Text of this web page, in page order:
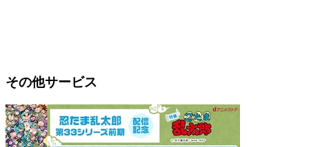
その他サービス